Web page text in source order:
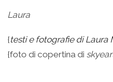
Laura
{testi e fotografie di Laura
{foto di copertina di